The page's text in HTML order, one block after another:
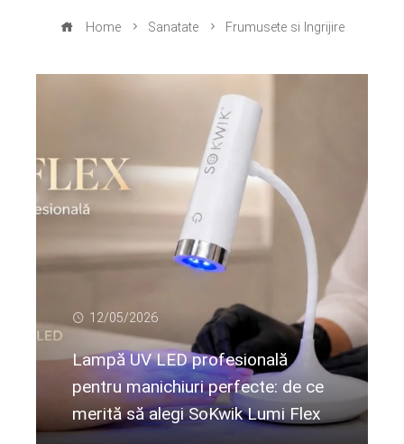
Home Sanatate Frumusete si Ingrijire
12/05/2026
Lampă UV LED profesională
pentru manichiuri perfecte: de ce
merită să alegi SoKwik Lumi Flex